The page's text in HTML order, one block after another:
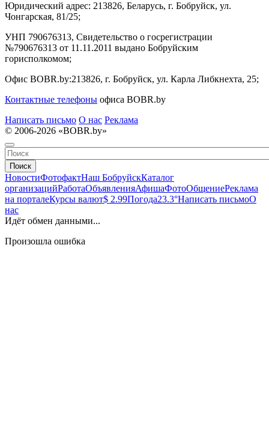
Юридический адрес: 213826, Беларусь, г. Бобруйск, ул.
Чонгарская, 81/25;
УНП 790676313, Свидетельство о госрегистрации
№790676313 от 11.11.2011 выдано Бобруйским
горисполкомом;
Офис BOBR.by:213826, г. Бобруйск, ул. Карла Либкнехта, 25;
Контактные телефоны офиса BOBR.by
Написать письмо О нас Реклама
© 2006-2026 «BOBR.by»
Поиск
НовостиФотофактНаш БобруйскКаталог
организацийРаботаОбъявленияАфишаФотоОбщениеРеклама
на порталеКурсы валют$ 2.99Погода23.3°Написать письмоО
нас
Идёт обмен данными...
Произошла ошибка